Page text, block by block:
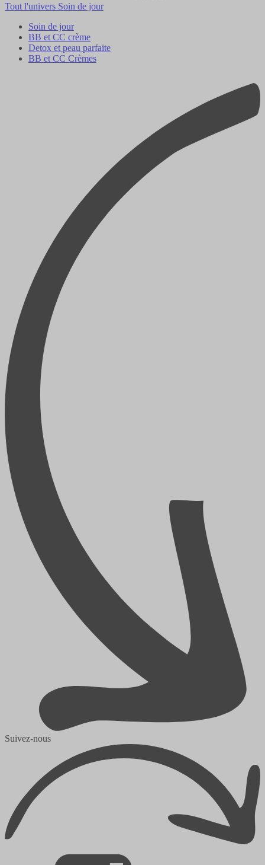
Tout l'univers Soin de jour
Soin de jour
BB et CC crème
Detox et peau parfaite
BB et CC Crèmes
Suivez-nous